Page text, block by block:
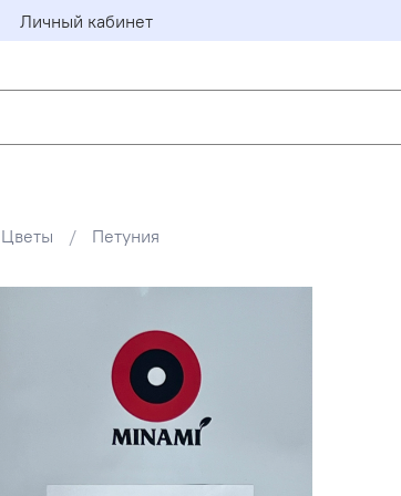
Личный кабинет
Цветы Петуния